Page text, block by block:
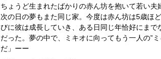
ちょうど生まれたばかりの赤ん坊を抱いて若い夫
次の日の夢もまた同じ家。今度は赤ん坊は5歳ほ
びに彼は成長していき、ある日同じ年恰好にま
だった。夢の中で、ミキオに向ってもう一人の”
だ」ーー